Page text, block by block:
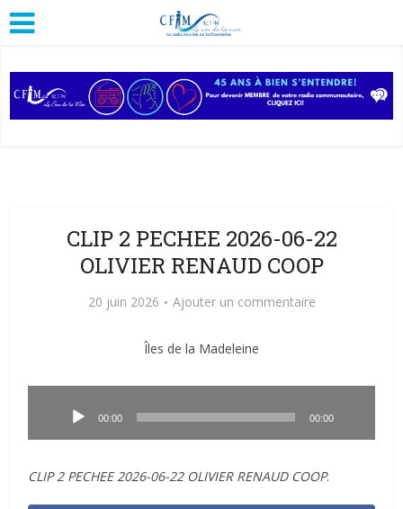
CLIP 2 PECHEE 2026-06-22
OLIVIER RENAUD COOP
20 juin 2026 Ajouter un commentaire
Îles de la Madeleine
00:00 00:00
CLIP 2 PECHEE 2026-06-22 OLIVIER RENAUD COOP.